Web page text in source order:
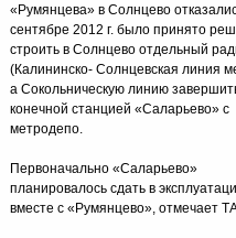
«Румянцева» в Солнцево
сентябре 2012 г. было принято
строить в Солнцево отдельный
(Калининско- Солнцевская линия
а Сокольническую линию
конечной станцией «Саларьево» с
метродепо.
Первоначально «Саларьево»
планировалось сдать в
вместе с «Румянцево», отмечает